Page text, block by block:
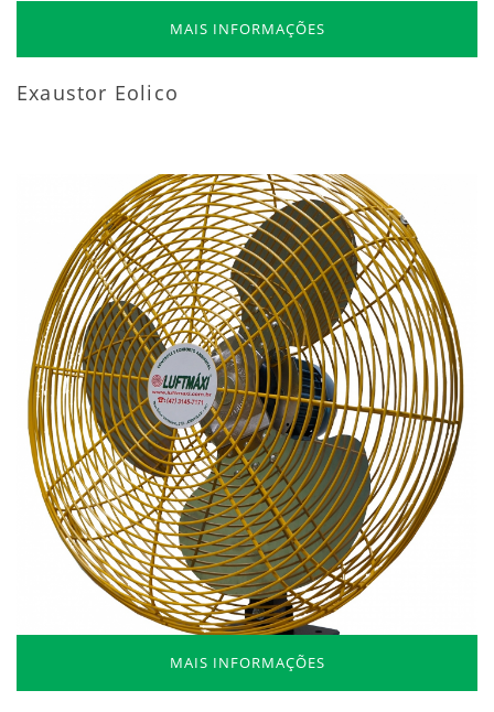
MAIS INFORMAÇÕES
Exaustor Eolico
MAIS INFORMAÇÕES